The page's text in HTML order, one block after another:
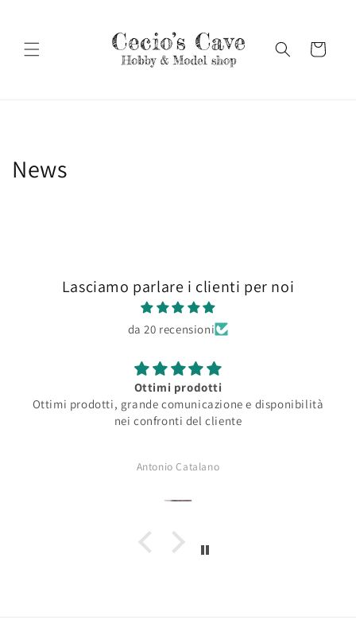
Carrello
News
Lasciamo parlare i clienti per noi
da 20 recensioni
Ottimi prodotti
Ottimi prodotti, grande comunicazione e disponibilità
nei confronti del cliente
Antonio Catalano